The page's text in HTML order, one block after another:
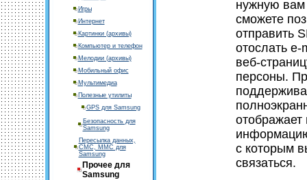
Игры
Интернет
Картинки (архивы)
Компьютер и телефон
Мелодии (архивы)
Мобильный офис
Мультимедиа
Полезные утилиты
GPS для Samsung
Безопасность для
Samsung
Пересылка данных,
СМС, ММС для
Samsung
Прочее для
Samsung
нужную вам
сможете
отправить
отослать e-
веб-
персоны.
с которым
связаться.